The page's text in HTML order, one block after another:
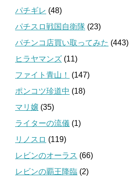
パチギレ (48)
パチスロ戦国自衛隊 (23)
パチンコ店買い取ってみた (443)
ヒラヤマンズ (11)
ファイト青山！
(147)
ポンコツ珍道中 (18)
マリ嬢 (35)
ライターの流儀 (1)
リノスロ (119)
レビンのオーラス (66)
レビンの覇王降臨 (2)